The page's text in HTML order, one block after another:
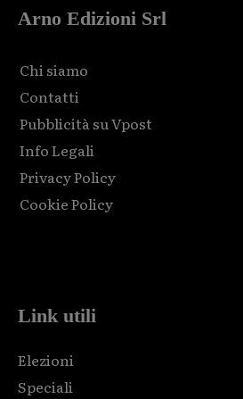
Arno Edizioni Srl
Chi siamo
Contatti
Pubblicità su Vpost
Info Legali
Privacy Policy
Cookie Policy
Link utili
Elezioni
Speciali